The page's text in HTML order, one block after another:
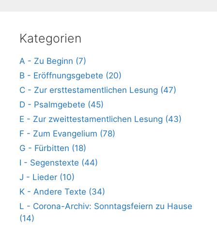
Kategorien
A - Zu Beginn (7)
B - Eröffnungsgebete (20)
C - Zur ersttestamentlichen Lesung (47)
D - Psalmgebete (45)
E - Zur zweittestamentlichen Lesung (43)
F - Zum Evangelium (78)
G - Fürbitten (18)
I - Segenstexte (44)
J - Lieder (10)
K - Andere Texte (34)
L - Corona-Archiv: Sonntagsfeiern zu Hause
(14)